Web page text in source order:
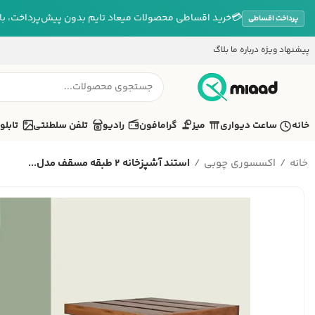
پرداخت اقساطی 💳خرید اقساطی محصولات میعاد تایم بدون پیش‌پرداخت،
پیشنهاد ویژه درباره ما بلاگ
خانه ساعت دیواری میز گرامافون رادیو تلفن سلطنتی تابلو
خانه اکسسوری چوبی استند آشپزخانه 2 طبقه مسقف مدل...